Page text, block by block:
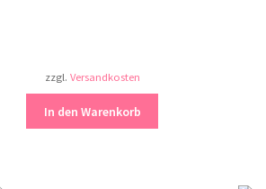
zzgl. Versandkosten
In den Warenkorb